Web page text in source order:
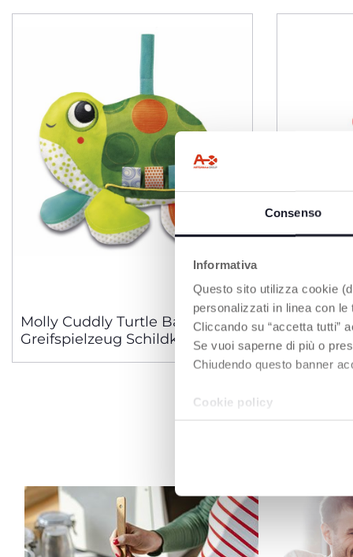
Consenso
Informativa
Questo sito utilizza cookie
personalizzati in linea con
Cliccando su “accetta tutti”
Se vuoi saperne di più o
Chiudendo questo banner
Cookie policy
Molly Cuddly Turtle Baby
Greifspielzeug Schildkröte
Baby